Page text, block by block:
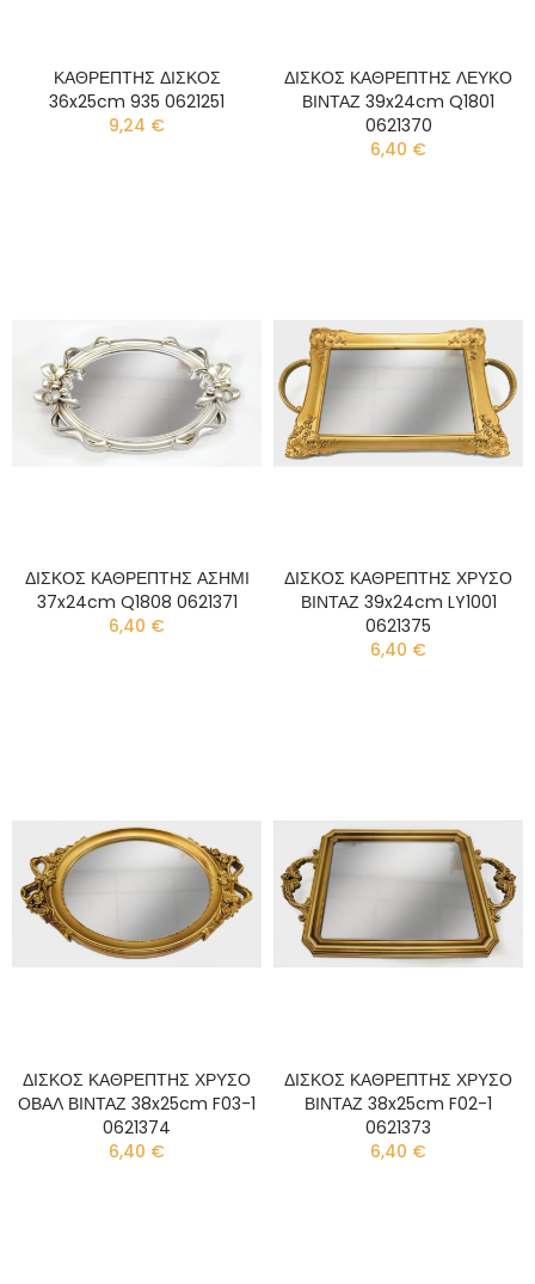
ΚΑΘΡΕΠΤΗΣ ΔΙΣΚΟΣ
36x25cm 935 0621251
9,24 €
ΔΙΣΚΟΣ ΚΑΘΡΕΠΤΗΣ ΛΕΥΚΟ
ΒΙΝΤΑΖ 39x24cm Q1801
0621370
6,40 €
ΔΙΣΚΟΣ ΚΑΘΡΕΠΤΗΣ ΑΣΗΜΙ
37x24cm Q1808 0621371
6,40 €
ΔΙΣΚΟΣ ΚΑΘΡΕΠΤΗΣ ΧΡΥΣΟ
ΒΙΝΤΑΖ 39x24cm LY1001
0621375
6,40 €
ΔΙΣΚΟΣ ΚΑΘΡΕΠΤΗΣ ΧΡΥΣΟ
ΟΒΑΛ ΒΙΝΤΑΖ 38x25cm F03-1
0621374
6,40 €
ΔΙΣΚΟΣ ΚΑΘΡΕΠΤΗΣ ΧΡΥΣΟ
ΒΙΝΤΑΖ 38x25cm F02-1
0621373
6,40 €